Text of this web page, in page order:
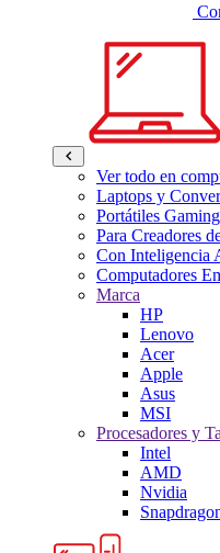
Ver todo en
Laptops y
Portátiles Gaming
Para Creadores
Con Inteligencia
Computadores
Marca
HP
Lenovo
Acer
Apple
Asus
MSI
Procesadores y
Intel
AMD
Nvidia